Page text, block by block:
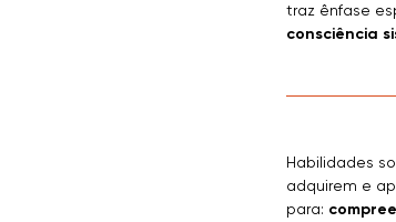
traz ênfase
consciência
Habilidades
adquirem e
para: